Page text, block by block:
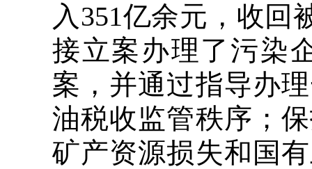
入351亿余元，收回
接立案办理了污染
案，并通过指导办
油税收监管秩序；
矿产资源损失和国